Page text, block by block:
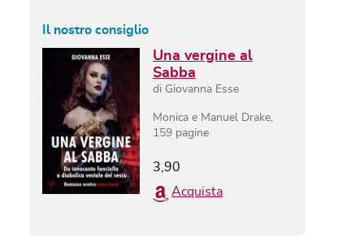
Il nostro consiglio
Una vergine al
Sabba
di Giovanna Esse
Monica e Manuel Drake
159 pagine
3,90
Acquista